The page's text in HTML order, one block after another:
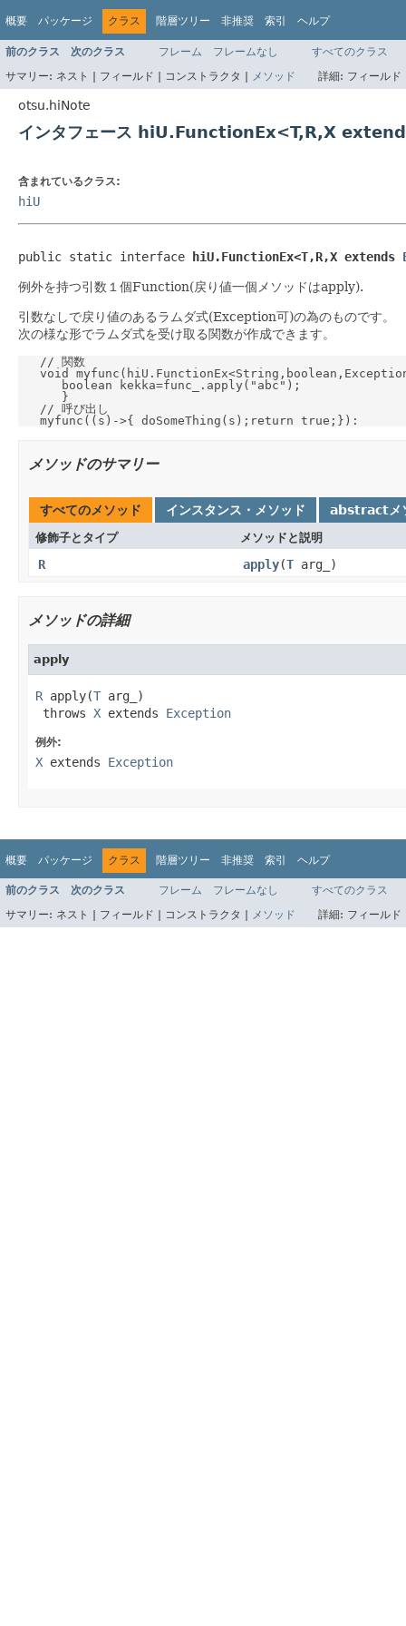
概要 パッケージ クラス 階層ツリー 非推奨 索引 ヘルプ
前のクラス 次のクラス フレーム フレームなし
すべてのクラス
サマリー: ネスト | フィールド | コンストラクタ | メソッド 詳細: フィール
otsu.hiNote
インタフェース hiU.FunctionEx<T,R,X
含まれているクラス:
hiU
public static interface hiU.FunctionEx<T,R,X extends
例外を持つ引数１個Function(戻り値一個メソッドはapply).
引数なしで戻り値のあるラムダ式(Exception可)の為のものです。
次の様な形でラムダ式を受け取る関数が作成できます。
   // 関数
void
      boolean kekka=func_.apply("abc");
      }
   // 呼び出し
メソッドのサマリー
すべてのメソッド インスタンス・メソッド abstractメ
修飾子とタイプ メソッドと説明
R apply(T arg_)
メソッドの詳細
apply
R apply(T arg_)
throws X extends Exception
例外:
X extends Exception
概要 パッケージ クラス 階層ツリー 非推奨 索引 ヘルプ
前のクラス 次のクラス フレーム フレームなし
すべてのクラス
サマリー: ネスト | フィールド | コンストラクタ | メソッド 詳細: フィール